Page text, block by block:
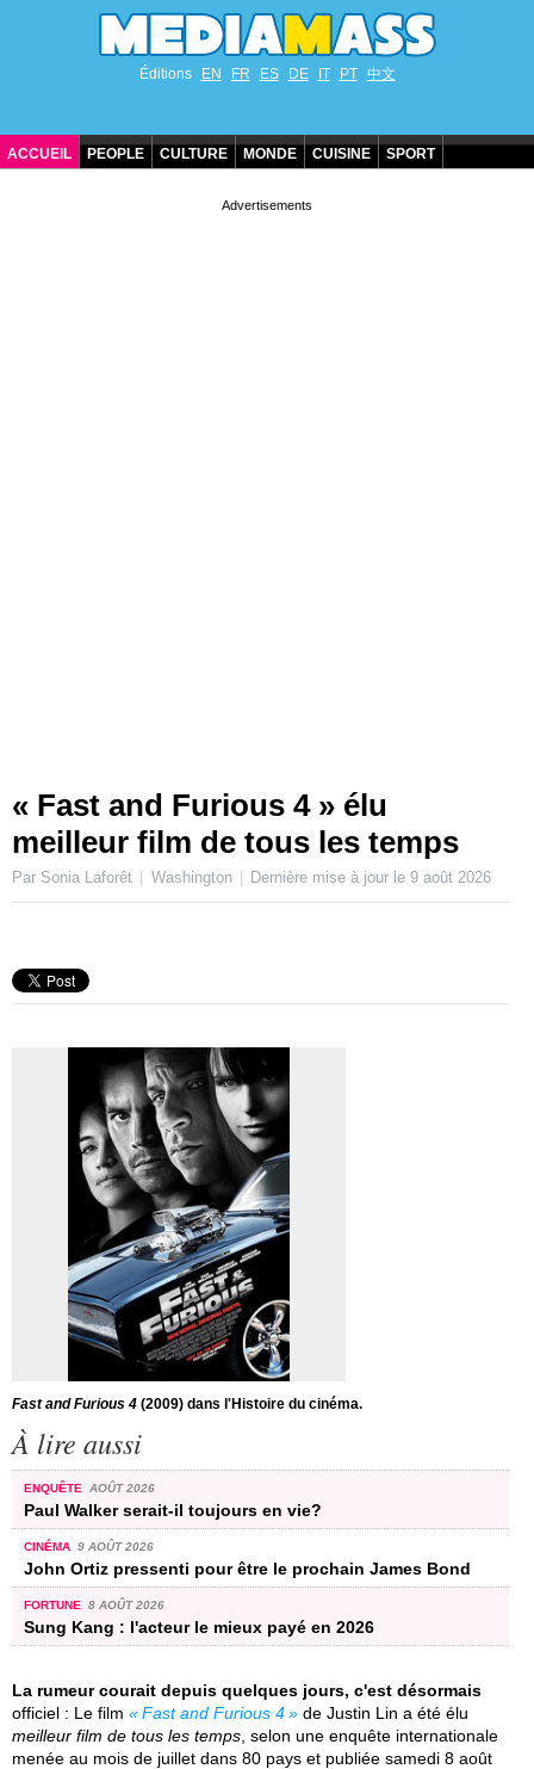
Éditions EN FR ES DE IT PT 中文
ACCUEIL PEOPLE CULTURE MONDE CUISINE SPORT
« Fast and Furious 4 » élu
meilleur film de tous les temps
Par Sonia Laforêt Washington Dernière mise à jour le9 août 2026
Fast and Furious 4 (2009) dans l'Histoire du cinéma.
À lire aussi
ENQUÊTE AOÛT 2026
Paul Walker serait-il toujours en vie?
CINÉMA 9 AOÛT 2026
John Ortiz pressenti pour être le prochain James Bond
FORTUNE 8 AOÛT 2026
Sung Kang : l'acteur le mieux payé en 2026
La rumeur courait depuis quelques jours, c'est désormais
officiel : Le film
Fast and Furious 4
de Justin Lin a été élu
meilleur film de tous les temps , selon une enquête internationale
menée au mois de juillet dans 80 pays et publiée samedi 8 août